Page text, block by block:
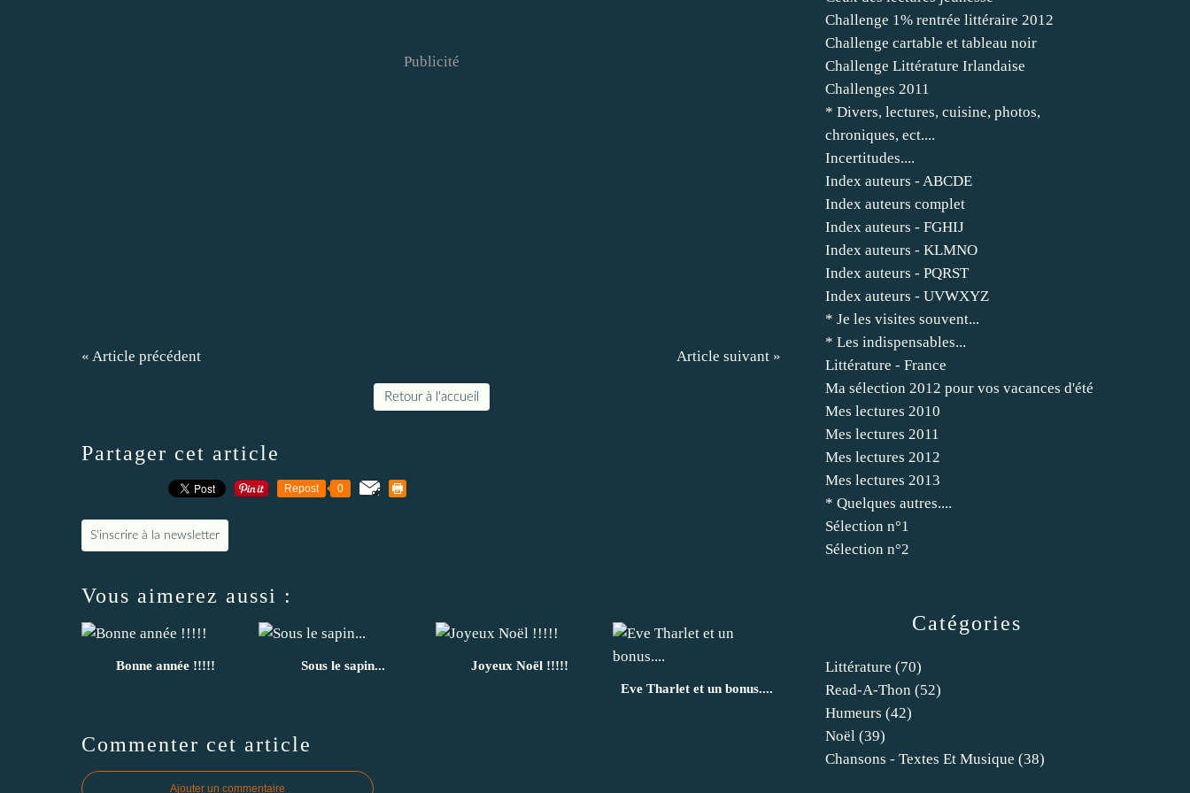
Publicité
« Article précédent Article suivant »
Retour à l'accueil
Partager cet article
Repost 0
S'inscrire à la newsletter
Vous aimerez aussi :
Bonne année !!!!! Sous le sapin...
Joyeux Noël !!!!!
Eve Tharlet et un bonus....
Commenter cet article
Ajouter un commentaire
Catégories
Littérature (70)
Read-A-Thon (52)
Humeurs (42)
Noël (39)
Chansons - Textes Et Musique (38)
Challenge 1% rentrée littéraire 2012
Challenge cartable et tableau noir
Challenge Littérature Irlandaise
Challenges 2011
* Divers, lectures, cuisine, photos,
chroniques, ect....
Incertitudes....
Index auteurs - ABCDE
Index auteurs complet
Index auteurs - FGHIJ
Index auteurs - KLMNO
Index auteurs - PQRST
Index auteurs - UVWXYZ
* Je les visites souvent...
* Les indispensables...
Littérature - France
Ma sélection 2012 pour vos vacances d'été
Mes lectures 2010
Mes lectures 2011
Mes lectures 2012
Mes lectures 2013
* Quelques autres....
Sélection n°1
Sélection n°2